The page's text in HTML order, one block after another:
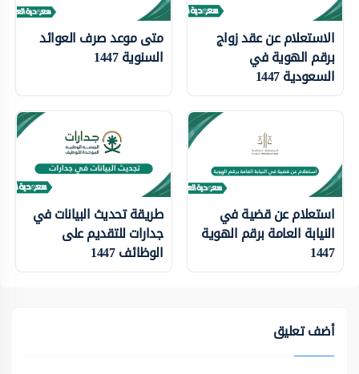
الاستعلام عن عقد زواج
برقم الهوية في
السعودية 1447
متى موعد صرف العوائد
السنوية 1447
استعلام عن قضية في
النيابة العامة برقم الهوية
1447
طريقة تحديث البيانات في
جدارات للتقديم على
الوظائف 1447
أضف تعليق